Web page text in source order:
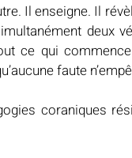
Il enseigne. Il
deux
ce qui
faute
coraniques